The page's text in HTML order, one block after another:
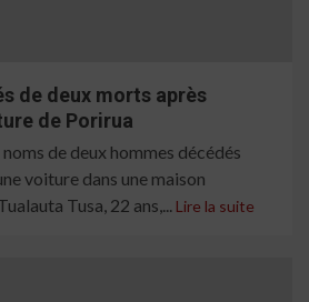
de deux morts après
de Porirua
de deux hommes décédés
voiture dans une maison
Tusa, 22 ans,... Lire la suite